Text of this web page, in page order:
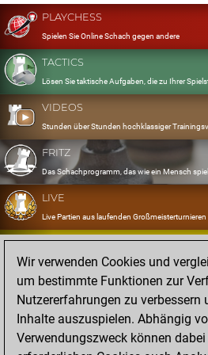
PLAYCHESS
Spielen Sie Online Schach gegen andere
TACTICS
Lösen Sie taktische Aufgaben, die zu Ihrer
VIDEOS
Stunden über Stunden hochklassiger
FRITZ
Das Schachprogramm, das wie ein Mensch
LIVE
Live Partien aus laufenden Großmeisterturnieren
OPENINGS
Erfassen und Üben Sie Ihr Eröffnungsrepertoire
DATABASE
Acht Millionen starke Partien
MYGAMES
Speichern und analysieren Sie eigene Partien in
Wir verwenden Cookies und
um bestimmte Funktionen zur
Nutzererfahrungen zu verbessern
Inhalte auszuspielen. Abhängig
Verwendungszweck können